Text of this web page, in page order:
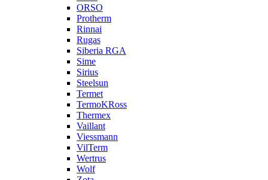
ORSO
Protherm
Rinnai
Rugas
Siberia RGA
Sime
Sirius
Steelsun
Termet
TermoKRoss
Thermex
Vaillant
Viessmann
VilTerm
Wertrus
Wolf